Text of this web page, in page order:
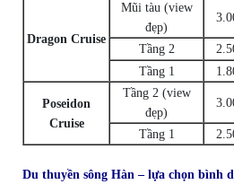
Dragon Cruise
Mũi tàu (view
đẹp)
Tầng 2
Tầng 1
Poseidon
Cruise
Tầng 2 (view
đẹp)
Tầng 1
Du thuyền sông Hàn – lựa chọn bình